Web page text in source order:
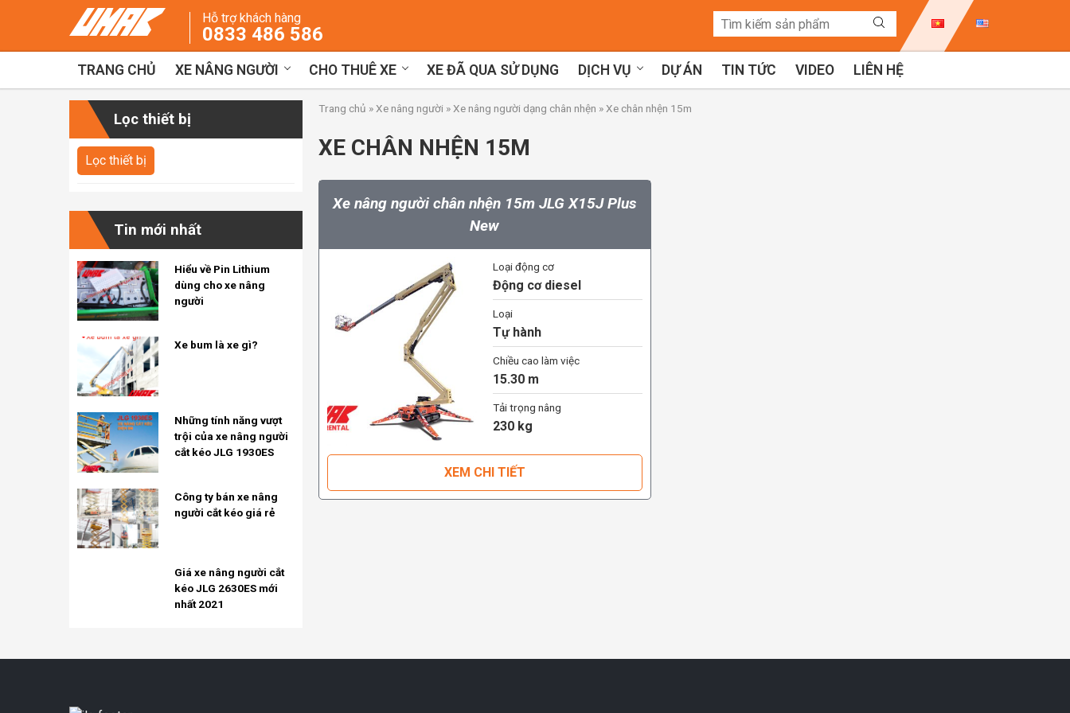
Hỗ trợ khách hàng
0833 486 586
TRANG CHỦ XE NÂNG NGƯỜI CHO THUÊ XE XE ĐÃ QUA SỬ DỤNG DỊCH VỤ DỰ ÁN TIN TỨC VIDEO LIÊN HỆ
Trang chủ »Xe nâng người »Xe nâng người dạng chân nhện »Xe chân nhện 15m
XE CHÂN NHỆN 15M
Xe nâng người chân nhện 15m JLG X15J Plus
New
Loại động cơ
Động cơ diesel
Loại
Tự hành
Chiều cao làm việc
15.30 m
Tải trọng nâng
230 kg
XEM CHI TIẾT
Lọc thiết bị
Tin mới nhất
Hiểu về Pin Lithium
dùng cho xe nâng
người
Xe bum là xe gì?
Những tính năng vượt
trội của xe nâng người
cắt kéo JLG 1930ES
Công ty bán xe nâng
người cắt kéo giá rẻ
Giá xe nâng người cắt
kéo JLG 2630ES mới
nhất 2021